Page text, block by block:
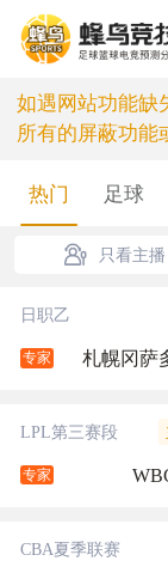
如遇网站功能缺
所有的屏蔽功能
热门 足球
只看主播
日职乙
专家 札幌冈萨
LPL第三赛段
专家
CBA夏季联赛